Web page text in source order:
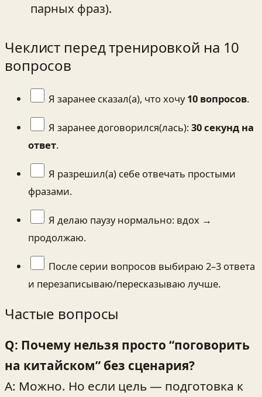
парных фраз).
Чеклист перед тренировкой на 10
вопросов
Я заранее сказал(а), что хочу10 вопросов.
Я заранее договорился(лась):30 секунд на
ответ.
Я разрешил(а) себе отвечать простыми
фразами.
Я делаю паузу нормально: вдох →
продолжаю.
После серии вопросов выбираю 2–3 ответа
и перезаписываю/пересказываю лучше.
Частые вопросы
Q: Почему нельзя просто “поговорить
на китайском” без сценария?
A: Можно. Но если цель — подготовка к